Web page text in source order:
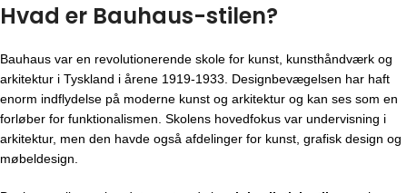
Hvad er Bauhaus-stilen?
Bauhaus var en revolutionerende skole for kunst, kunsthåndværk og
arkitektur i Tyskland i årene 1919-1933. Designbevægelsen har haft
enorm indflydelse på moderne kunst og arkitektur og kan ses som en
forløber for funktionalismen. Skolens hovedfokus var undervisning i
arkitektur, men den havde også afdelinger for kunst, grafisk design og
møbeldesign.